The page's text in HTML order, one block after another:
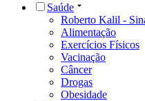
Saúde
Roberto Kalil -
Alimentação
Exercícios Físicos
Vacinação
Câncer
Drogas
Obesidade